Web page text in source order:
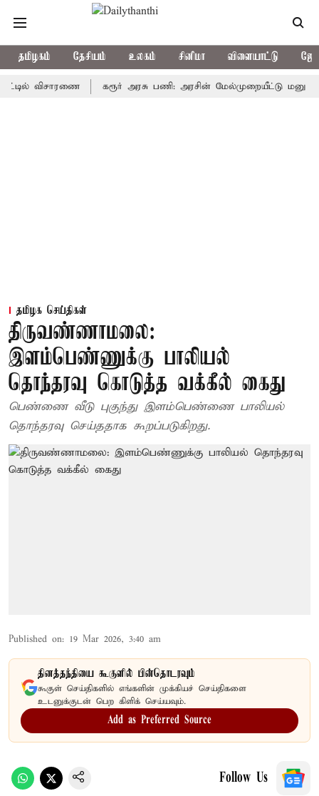
தமிழகம் தேசியம் உலகம் சினிமா விளையாட்டு
விசாரணை கரூர் அரசு பணி: அரசின் மேல்முறையீட்டு மனு வரும்
தமிழக செய்திகள்
திருவண்ணாமலை:
இளம்பெண்ணுக்கு பாலியல்
தொந்தரவு கொடுத்த வக்கீல் கைது
பெண்ணை வீடு புகுந்து இளம்பெண்ணை பாலியல்
தொந்தரவு செய்ததாக கூறப்படுகிறது.
Published on: 19 Mar 2026, 3:40 am
தினத்தந்தியை கூகுளில் பின்தொடரவும்
கூகுள் செய்திகளில் எங்களின் முக்கியச் செய்திகளை
உடனுக்குடன் பெற கிளிக் செய்யவும்.
Add as Preferred Source
Follow Us